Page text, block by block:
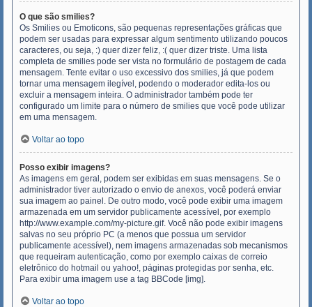
O que são smilies?
Os Smilies ou Emoticons, são pequenas representações gráficas que
podem ser usadas para expressar algum sentimento utilizando poucos
caracteres, ou seja, :) quer dizer feliz, :( quer dizer triste. Uma lista
completa de smilies pode ser vista no formulário de postagem de cada
mensagem. Tente evitar o uso excessivo dos smilies, já que podem
tornar uma mensagem ilegível, podendo o moderador edita-los ou
excluir a mensagem inteira. O administrador também pode ter
configurado um limite para o número de smilies que você pode utilizar
em uma mensagem.
Voltar ao topo
Posso exibir imagens?
As imagens em geral, podem ser exibidas em suas mensagens. Se o
administrador tiver autorizado o envio de anexos, você poderá enviar
sua imagem ao painel. De outro modo, você pode exibir uma imagem
armazenada em um servidor publicamente acessível, por exemplo
http://www.example.com/my-picture.gif. Você não pode exibir imagens
salvas no seu próprio PC (a menos que possua um servidor
publicamente acessível), nem imagens armazenadas sob mecanismos
que requeiram autenticação, como por exemplo caixas de correio
eletrônico do hotmail ou yahoo!, páginas protegidas por senha, etc.
Para exibir uma imagem use a tag BBCode [img].
Voltar ao topo